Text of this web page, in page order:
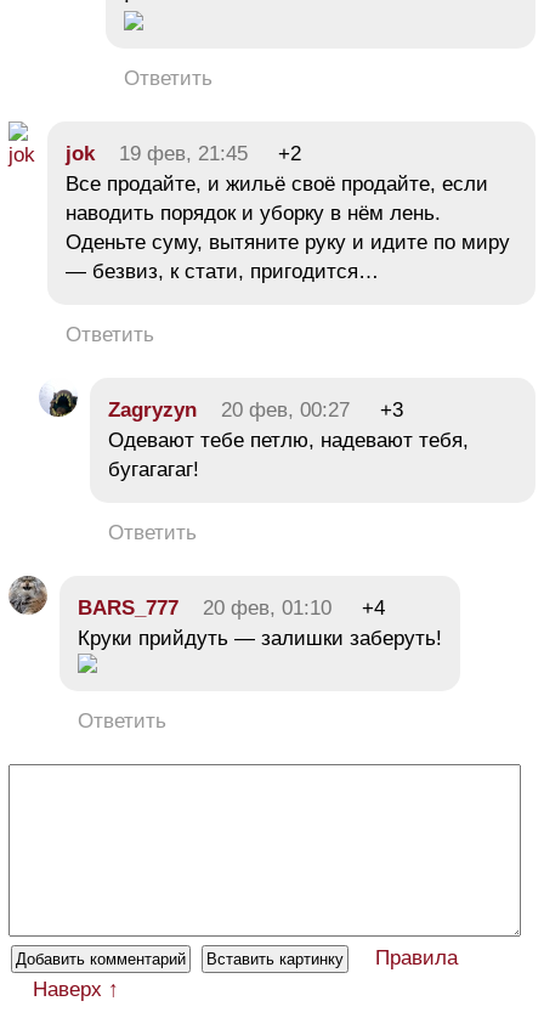
Ответить
jok 19 фев, 21:45
+2
Все продайте, и жильё своё продайте, если
наводить порядок и уборку в нём лень.
Оденьте суму, вытяните руку и идите по миру
— безвиз, к стати, пригодится…
Ответить
Zagryzyn 20 фев, 00:27
+3
Одевают тебе петлю, надевают тебя,
бугагагаг!
Ответить
BARS_777 20 фев, 01:10
+4
Круки прийдуть — залишки заберуть!
Ответить
Правила
Наверх ↑